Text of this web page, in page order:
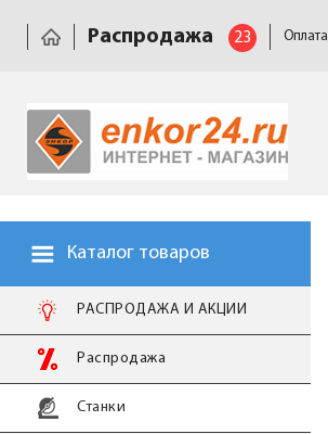
Распродажа 23 Оплата
Каталог товаров
РАСПРОДАЖА И АКЦИИ
Распродажа
Станки